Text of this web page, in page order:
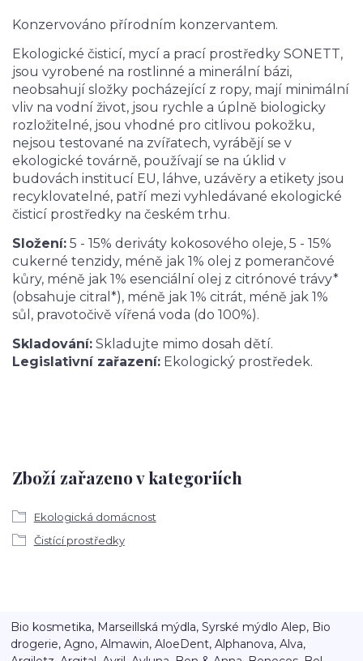
Konzervováno přírodním konzervantem.
Ekologické čisticí, mycí a prací prostředky SONETT,
jsou vyrobené na rostlinné a minerální bázi,
neobsahují složky pocházející z ropy, mají minimální
vliv na vodní život, jsou rychle a úplně biologicky
rozložitelné, jsou vhodné pro citlivou pokožku,
nejsou testované na zvířatech, vyrábějí se v
ekologické továrně, používají se na úklid v
budovách institucí EU, láhve, uzávěry a etikety jsou
recyklovatelné, patří mezi vyhledávané ekologické
čisticí prostředky na českém trhu.
Složení: 5 - 15% deriváty kokosového oleje, 5 - 15%
cukerné tenzidy, méně jak 1% olej z pomerančové
kůry, méně jak 1% esenciální olej z citrónové trávy*
(obsahuje citral*), méně jak 1% citrát, méně jak 1%
sůl, pravotočivě vířená voda (do 100%).
Skladování: Skladujte mimo dosah dětí.
Legislativní zařazení: Ekologický prostředek.
Zboží zařazeno v kategoriích
Ekologická domácnost
Čistící prostředky
Bio kosmetika, Marseillská mýdla, Syrské mýdlo Alep, Bio
drogerie, Agno, Almawin, AloeDent, Alphanova, Alva,